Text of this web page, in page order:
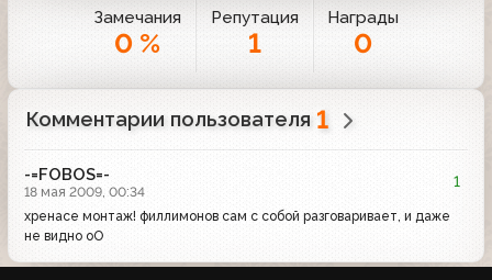
Замечания
0 %
Репутация
1
Награды
0
Комментарии пользователя1
-=FOBOS=-
18 мая 2009, 00:34
1
хренасе монтаж! филлимонов сам с собой разговаривает, и даже
не видно оО